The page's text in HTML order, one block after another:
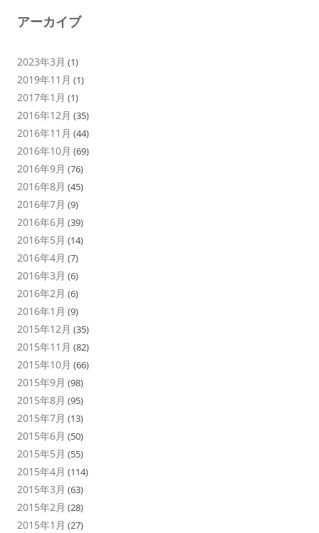
アーカイブ
2023年3月 (1)
2019年11月 (1)
2017年1月 (1)
2016年12月 (35)
2016年11月 (44)
2016年10月 (69)
2016年9月 (76)
2016年8月 (45)
2016年7月 (9)
2016年6月 (39)
2016年5月 (14)
2016年4月 (7)
2016年3月 (6)
2016年2月 (6)
2016年1月 (9)
2015年12月 (35)
2015年11月 (82)
2015年10月 (66)
2015年9月 (98)
2015年8月 (95)
2015年7月 (13)
2015年6月 (50)
2015年5月 (55)
2015年4月 (114)
2015年3月 (63)
2015年2月 (28)
2015年1月 (27)